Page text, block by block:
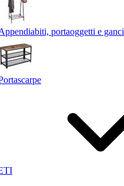
portaoggetti e ganci